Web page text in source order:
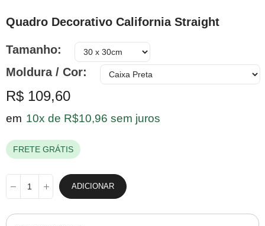
Quadro Decorativo California Straight
Tamanho
Moldura / Cor
R$ 109,60
em 10x de R$10,96 sem juros
FRETE GRÁTIS
ADICIONAR